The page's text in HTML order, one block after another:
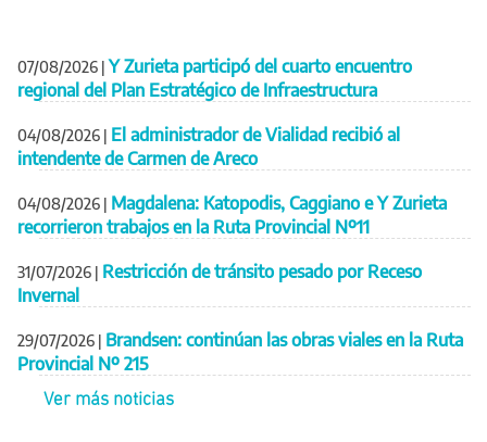
07/08/2026 | Y Zurieta participó del cuarto encuentro
regional del Plan Estratégico de Infraestructura
04/08/2026 | El administrador de Vialidad recibió al
intendente de Carmen de Areco
04/08/2026 | Magdalena: Katopodis, Caggiano e Y Zurieta
recorrieron trabajos en la Ruta Provincial Nº11
31/07/2026 | Restricción de tránsito pesado por Receso
Invernal
29/07/2026 | Brandsen: continúan las obras viales en la Ruta
Provincial Nº 215
Ver más noticias